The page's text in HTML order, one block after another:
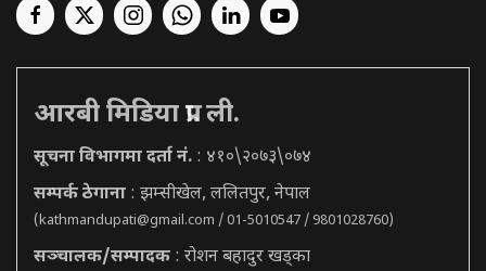
आरबी मिडिया प्रा. ली.
सूचना विभागमा दर्ता नं. : ४१०\२०७३\०७४
सम्पर्क ठेगाना : झम्सीखेल, ललितपुर, नेपाल
(kathmandupati@gmail.com / 01-5010547 / 9801028760)
सञ्चालक/सम्पादक : रोशन बहादुर खड्का